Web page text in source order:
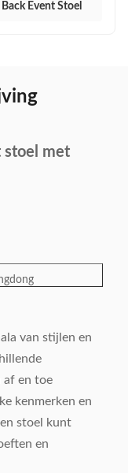
Event Stoel
stoel met
van stijlen en
af en toe
kenmerken en
stoel kunt
en